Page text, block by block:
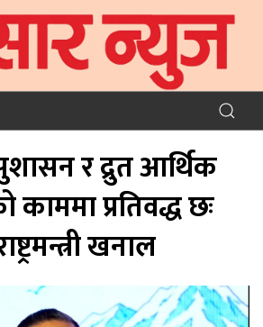
र द्रुत आर्थिक
प्रतिवद्ध छः
खनाल